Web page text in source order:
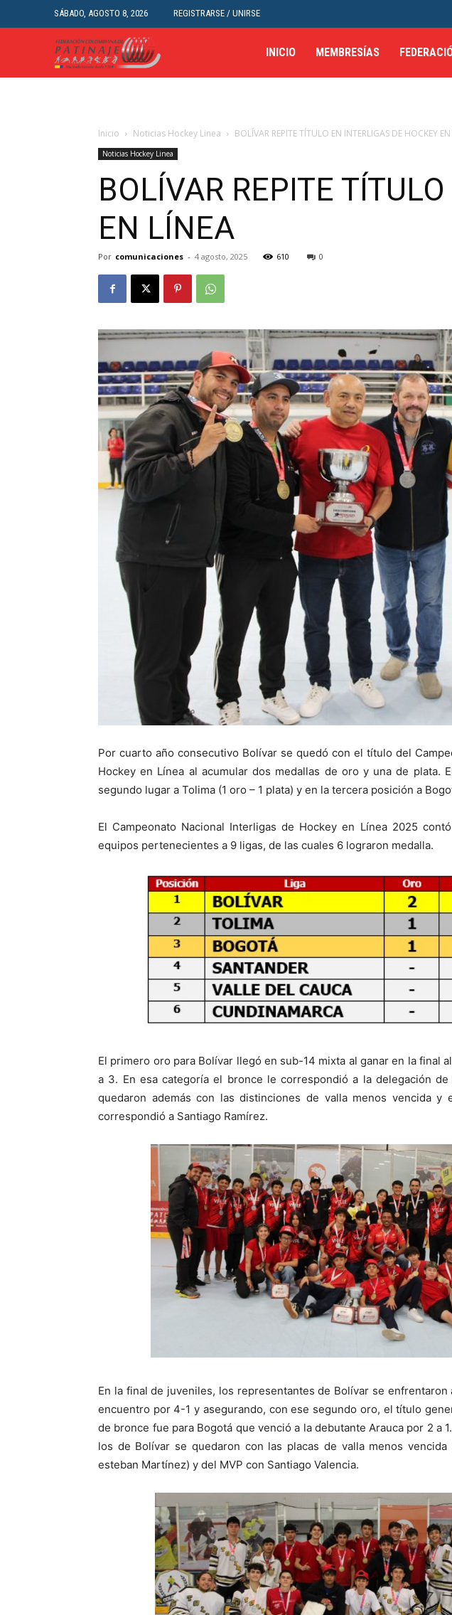
SÁBADO, AGOSTO 8, 2026 REGISTRARSE / UNIRSE
INICIO MEMBRESÍAS
Inicio Noticias Hockey Linea BOLÍVAR REPITE TÍTULO EN INTERLIGAS DE HOCKEY
Noticias Hockey Linea
BOLÍVAR REPITE
EN LÍNEA
Por comunicaciones - 4 agosto, 2025 610 0
Por cuarto año consecutivo Bolívar se quedó con el título del
Hockey en Línea al acumular dos medallas de oro y una de plata.
segundo lugar a Tolima (1 oro – 1 plata) y en la tercera posición a
El Campeonato Nacional Interligas de Hockey en Línea 2025
equipos pertenecientes a 9 ligas, de las cuales 6 lograron medalla.
El primero oro para Bolívar llegó en sub-14 mixta al ganar en la final
a 3. En esa categoría el bronce le correspondió a la delegación de
quedaron además con las distinciones de valla menos vencida
correspondió a Santiago Ramírez.
En la final de juveniles, los representantes de Bolívar se enfrentaron
encuentro por 4-1 y asegurando, con ese segundo oro, el título
de bronce fue para Bogotá que venció a la debutante Arauca por 2 a
los de Bolívar se quedaron con las placas de valla menos vencida
esteban Martínez) y del MVP con Santiago Valencia.